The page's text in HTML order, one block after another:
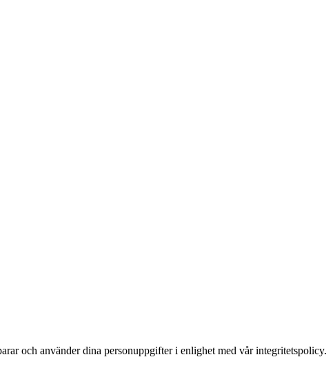
och använder dina personuppgifter i enlighet med vår integritetspolicy.